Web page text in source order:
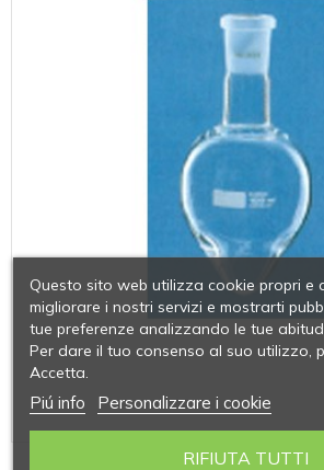
Questo sito web utilizza cookie propri e
migliorare i nostri servizi e mostrarti
tue preferenze analizzando le tue
Per dare il tuo consenso al suo utilizzo,
Accetta.
Piú info Personalizzare i cookie
RIFIUTA TUTTI